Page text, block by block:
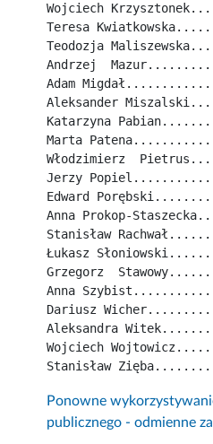
Wojciech
Teresa
Teodozja
Andrzej
Adam
Aleksander
Katarzyna
Marta
Włodzimierz
Jerzy
Edward
Anna Prokop-
Stanisław
Łukasz
Grzegorz
Anna
Dariusz
Aleksandra
Wojciech
Stanisław
Ponowne
publicznego - odmienne